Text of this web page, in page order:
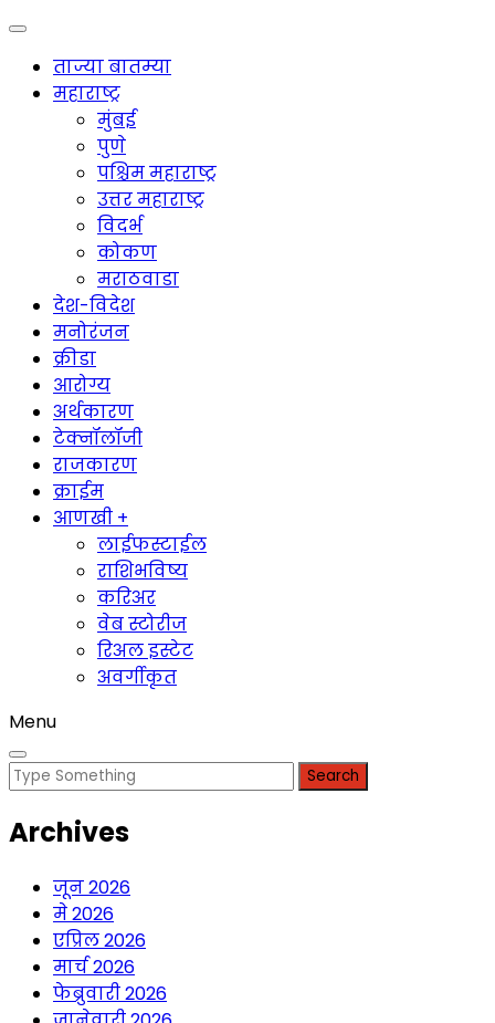
Maharashtra Jagran : Your Trusted Companion
ताज्या बातम्या
महाराष्ट्र
मुंबई
पुणे
पश्चिम महाराष्ट्र
उत्तर महाराष्ट्र
विदर्भ
कोकण
मराठवाडा
देश-विदेश
मनोरंजन
क्रीडा
आरोग्य
अर्थकारण
टेक्नॉलॉजी
राजकारण
क्राईम
आणखी +
लाईफस्टाईल
राशिभविष्य
करिअर
वेब स्टोरीज
रिअल इस्टेट
अवर्गीकृत
Menu
Search
Archives
जून 2026
मे 2026
एप्रिल 2026
मार्च 2026
फेब्रुवारी 2026